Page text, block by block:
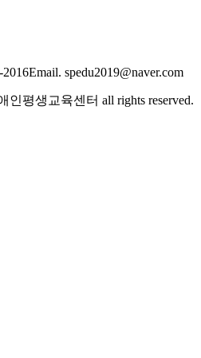
2016Email. spedu2019@naver.com
인평생교육센터 all rights reserved.